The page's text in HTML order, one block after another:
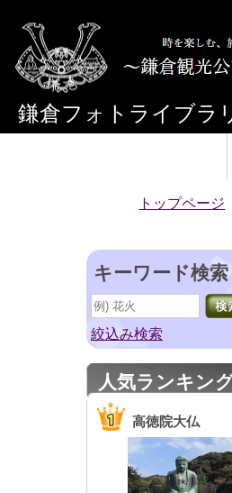
鎌倉フォトライブラ
トップページ
キーワード検索
絞込み検索
人気ランキン
高徳院大仏